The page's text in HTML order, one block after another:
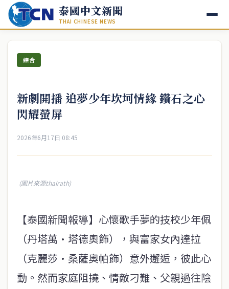
泰國中文新聞
THAI CHINESE NEWS
綜合
新劇開播 追夢少年坎坷情緣 鑽石之心
閃耀螢屏
2026年6月17日 08:45
(圖片來源thairath)
【泰國新聞報導】心懷歌手夢的技校少年佩
（丹塔萬·塔德奧飾），與富家女內達拉
（克麗莎·桑薩奧帕飾）意外邂逅，彼此心
動。然而家庭阻撓、情敵刁難、父親過往陰